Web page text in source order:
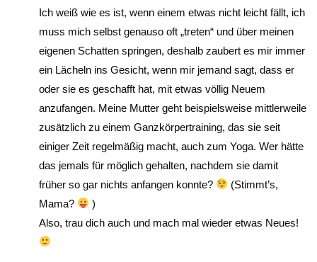
Ich weiß wie es ist, wenn einem etwas nicht leicht fällt, ich
muss mich selbst genauso oft „treten“ und über meinen
eigenen Schatten springen, deshalb zaubert es mir immer
ein Lächeln ins Gesicht, wenn mir jemand sagt, dass er
oder sie es geschafft hat, mit etwas völlig Neuem
anzufangen. Meine Mutter geht beispielsweise mittlerweile
zusätzlich zu einem Ganzkörpertraining, das sie seit
einiger Zeit regelmäßig macht, auch zum Yoga. Wer hätte
das jemals für möglich gehalten, nachdem sie damit
früher so gar nichts anfangen konnte?
(Stimmt’s,
Mama?
)
Also, trau dich auch und mach mal wieder etwas Neues!